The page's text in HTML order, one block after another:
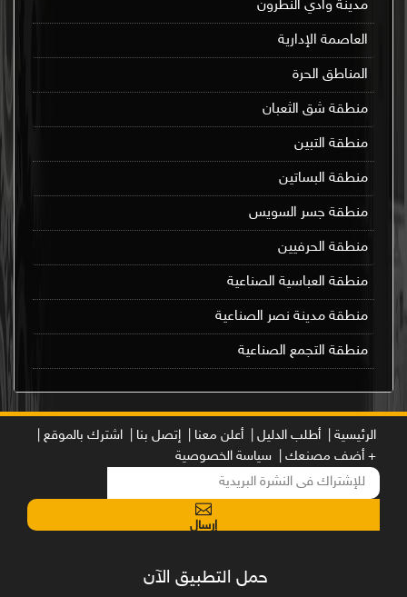
مدينة وادي النطرون
العاصمة الإدارية
المناطق الحرة
منطقة شق الثعبان
منطقة التبين
منطقة البساتين
منطقة جسر السويس
منطقة الحرفيين
منطقة العباسية الصناعية
منطقة مدينة نصر الصناعية
منطقة التجمع الصناعية
الرئيسية | أطلب الدليل | أعلن معنا | إتصل بنا |
اشترك بالموقع |
+ أضف مصنعك |
سياسة الخصوصية
إرسال
حمل التطبيق الآن